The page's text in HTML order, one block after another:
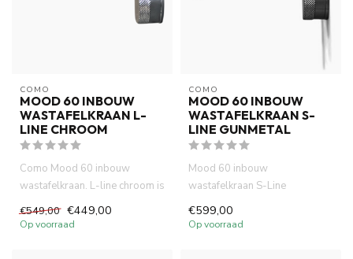
COMO
MOOD 60 INBOUW
WASTAFELKRAAN L-
LINE CHROOM
Como Mood 60 inbouw
wastafelkraan. L-line chroom is
mm...
€549,00 €449,00
Op voorraad
COMO
MOOD 60 INBOUW
WASTAFELKRAAN S-
LINE GUNMETAL
Mood 60 inbouw
wastafelkraan S-Line
volledig DZR messing. ...
€599,00
Op voorraad